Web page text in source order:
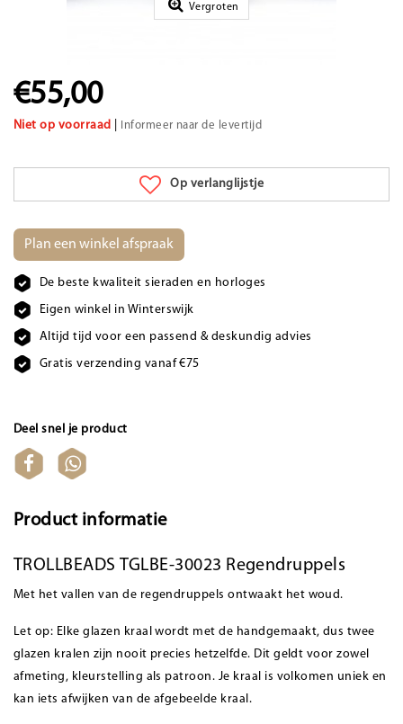
Vergroten
€55,00
Niet op voorraad Informeer naar de levertijd
Op verlanglijstje
Plan een winkel afspraak
De beste kwaliteit sieraden en horloges
Eigen winkel in Winterswijk
Altijd tijd voor een passend & deskundig advies
Gratis verzending vanaf €75
Deel snel je product
Product informatie
TROLLBEADS TGLBE-30023 Regendruppels
Met het vallen van de regendruppels ontwaakt het woud.
Let op: Elke glazen kraal wordt met de handgemaakt, dus twee
glazen kralen zijn nooit precies hetzelfde. Dit geldt voor zowel
afmeting, kleurstelling als patroon. Je kraal is volkomen uniek en
kan iets afwijken van de afgebeelde kraal.